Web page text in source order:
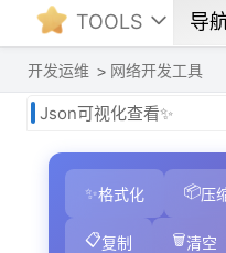
TOOLS 导
开发运维 网络开发工具
Json可视化查看✨
✨格式化 📦压
📋复制 🗑️清空